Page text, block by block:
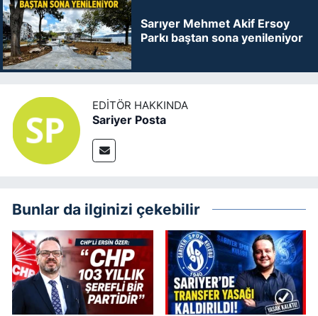
Sarıyer Mehmet Akif Ersoy
Parkı baştan sona yenileniyor
EDITÖR HAKKINDA
Sariyer Posta
Bunlar da ilginizi çekebilir